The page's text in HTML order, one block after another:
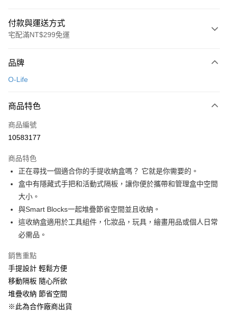
付款與運送方式
宅配滿NT$299免運
信用卡一次付款
Apple Pay
悠遊付
全盈+PAY
大哥付你分期
相關說明
【大哥付你分期使用說明】
1.本服務由台灣大哥大提供，台灣大哥大用戶可立即使用無須另外申請。
2.付款方式選擇「大哥付你分期」，訂單成立後會自動跳轉到大哥付的交易
流程，驗證手機門號後，選擇欲分期的期數、繳款截止日，確認付款後即完
3.實際核准額度、可分期數及費用金額請依後續交易確認頁面所載為準。
4.訂單成立30分鐘內，如未前往確認交易或遇審核未通過，訂單將自動取
消。如遇「轉專審核」未通過狀況，表示未達大哥付你分期系統評分，恕無
法說明評估內容。
1.分期款項不併入電信帳單，「大哥付你分期」於每月結算日後寄送繳費提
醒簡訊。
ATM付款
運送方式
宅配【父親節大回饋】限時$299免運
每筆NT$150，滿NT$299(含以上)免運費
品牌
O-Life
商品特色
商品編號
10583177
商品特色
正在尋找一個適合你的手提收納盒嗎？ 它就是你需要的。
盒中有隱藏式手把和活動式隔板，讓你便於攜帶和管理盒中空間
大小。
與Smart Blocks一起堆疊節省空間並且收納。
這收納盒適用於工具組件，化妝品，玩具，繪畫用品或個人日常
必需品。
銷售重點
手提設計 輕鬆方便
移動隔板 隨心所欲
堆疊收納 節省空間
※此為合作廠商出貨